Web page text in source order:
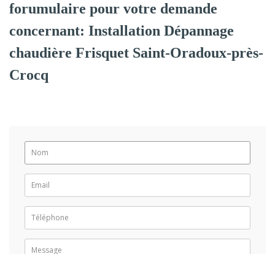
forumulaire pour votre demande
concernant: Installation Dépannage
chaudière Frisquet Saint-Oradoux-près-
Crocq